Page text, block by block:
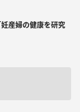
産婦の健康を研究